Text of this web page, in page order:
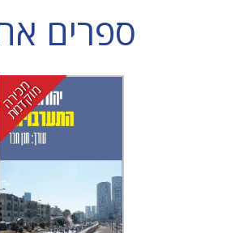
ספרים
כ
מ
ת